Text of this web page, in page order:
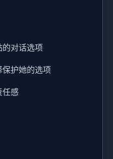
的对话选项
护她的选项
任感